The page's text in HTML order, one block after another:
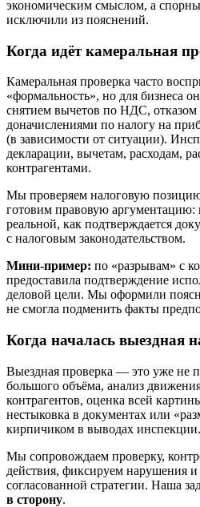
экономическим смыслом, а
исключили из пояснений.
Когда идёт камеральная
Камеральная проверка часто
«формальность», но для бизнеса
снятием вычетов по НДС, отказом
доначислениями по налогу на
(в зависимости от ситуации).
декларации, вычетам, расходам,
контрагентами.
Мы проверяем налоговую
готовим правовую аргументацию:
реальной, как подтверждается
с налоговым законодательством.
Мини-пример: по «разрывам» с
предоставила подтверждение
деловой цели. Мы оформили
не смогла подменить факты
Когда началась выездная
Выездная проверка — это уже не
большого объёма, анализ
контрагентов, оценка всей
нестыковка в документах или
кирпичиком в выводах инспекции.
Мы сопровождаем проверку,
действия, фиксируем нарушения
согласованной стратегии. Наша
в сторону.